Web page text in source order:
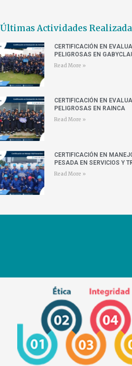
Últimas Actividades
CERTIFICACIÓN EN
PELIGROSAS EN
Read More »
CERTIFICACIÓN EN
PELIGROSAS EN RAINCA
Read More »
CERTIFICACIÓN EN
PESADA EN SERVICIOS Y
Read More »